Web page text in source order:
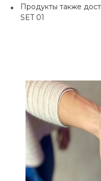
Продукты также
SET 01